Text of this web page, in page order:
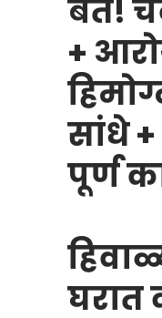
बेत!
+
सांधे
पूर्ण
घरात